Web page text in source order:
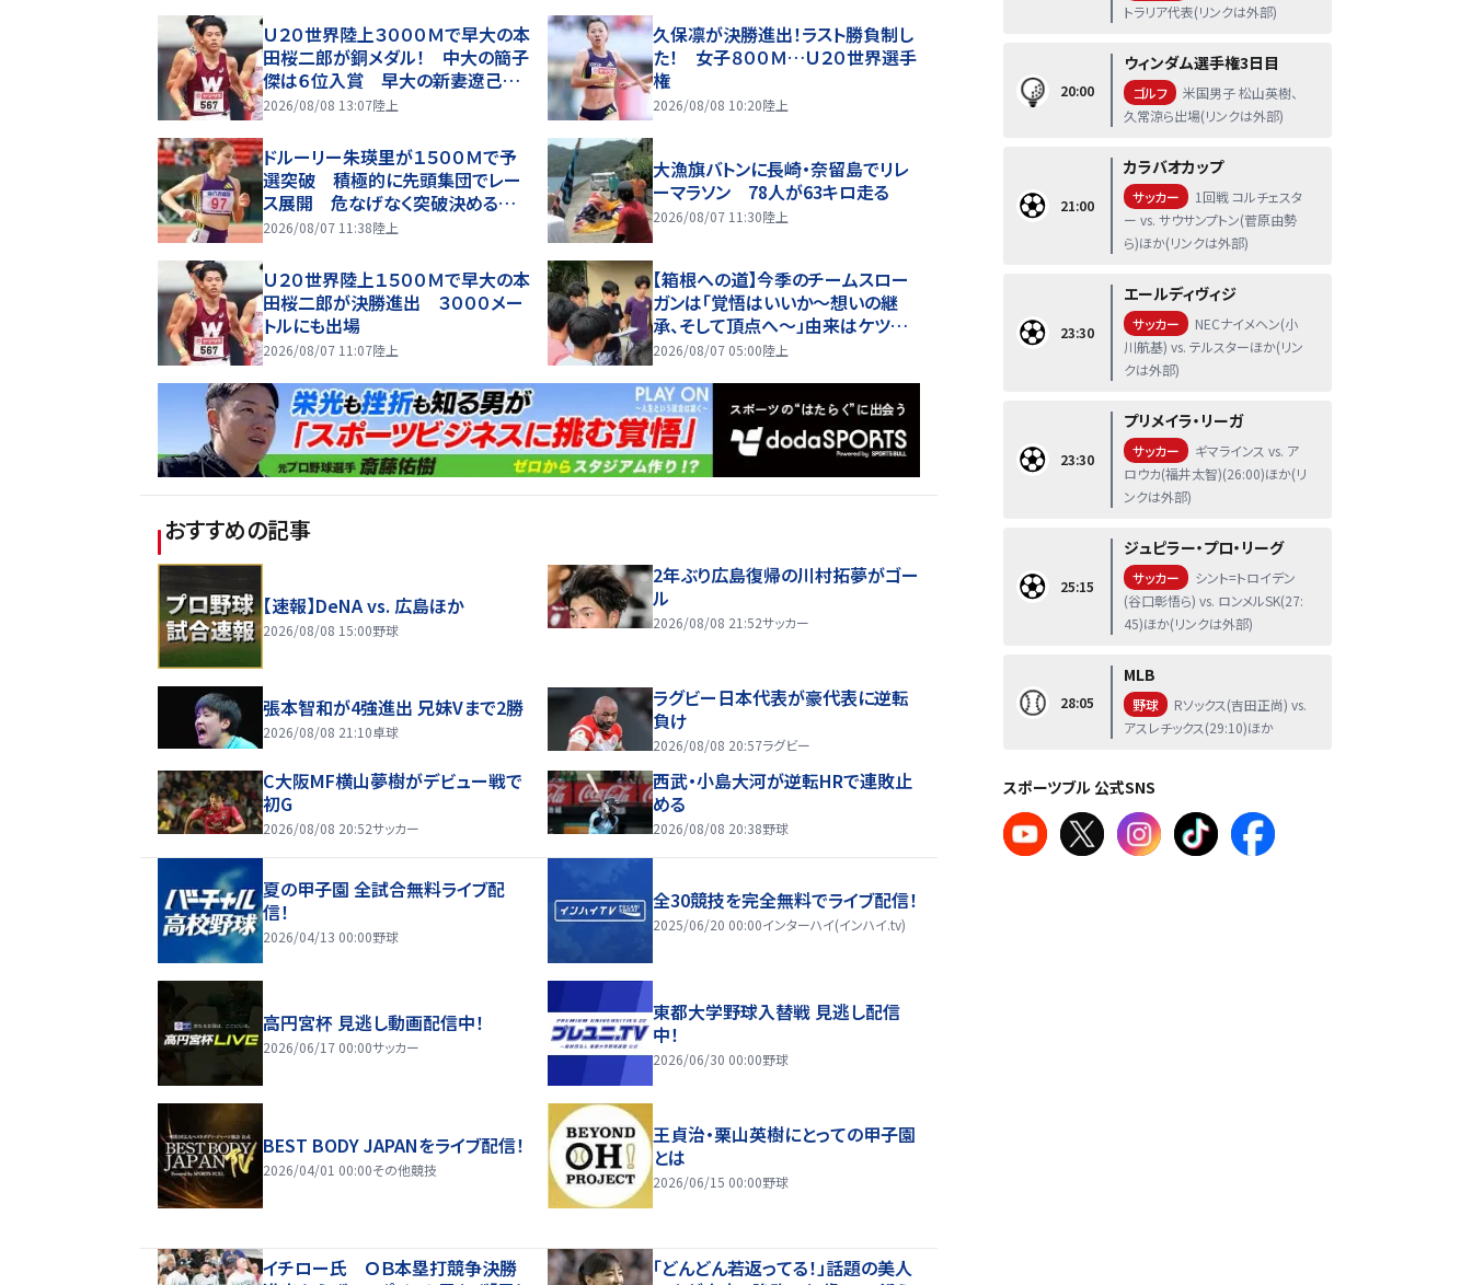
Ｕ２０世界陸上３０００Ｍで早大の本
田桜二郎が銅メダル！ 中大の簡子
傑は６位入賞 早大の新妻遼己は
１１位
2026/08/08 13:07陸上
久保凛が決勝進出！ラスト勝負制し
た！ 女子８００Ｍ…Ｕ２０世界選手
権
2026/08/08 10:20陸上
ドルーリー朱瑛里が１５００Ｍで予
選突破 積極的に先頭集団でレー
ス展開 危なげなく突破決める…
Ｕ２０世界選手権
2026/08/07 11:38陸上
大漁旗バトンに長崎・奈留島でリレ
ーマラソン 78人が63キロ走る
2026/08/07 11:30陸上
Ｕ２０世界陸上１５００Ｍで早大の本
田桜二郎が決勝進出 ３０００メー
トルにも出場
2026/08/07 11:07陸上
【箱根への道】今季のチームスロー
ガンは「覚悟はいいか～想いの継
承、そして頂点へ～」由来はケツメ
イシの名曲 野中主将と３人の副
集第１弾、国学院大
2026/08/07 05:00陸上
おすすめの記事
【速報】DeNA vs. 広島ほか
2026/08/08 15:00野球
2年ぶり広島復帰の川村拓夢がゴー
ル
2026/08/08 21:52サッカー
張本智和が4強進出 兄妹Vまで2勝
2026/08/08 21:10卓球
ラグビー日本代表が豪代表に逆転
負け
2026/08/08 20:57ラグビー
C大阪MF横山夢樹がデビュー戦で
初G
2026/08/08 20:52サッカー
西武・小島大河が逆転HRで連敗止
める
2026/08/08 20:38野球
夏の甲子園 全試合無料ライブ配
信！
2026/04/13 00:00野球
全30競技を完全無料でライブ配信！
2025/06/20 00:00インターハイ(インハイ.tv)
高円宮杯 見逃し動画配信中！
2026/06/17 00:00サッカー
東都大学野球入替戦 見逃し配信
中！
2026/06/30 00:00野球
BEST BODY JAPANをライブ配信！
2026/04/01 00:00その他競技
王貞治・栗山英樹にとっての甲子園
とは
2026/06/15 00:00野球
イチロー氏 ＯＢ本塁打競争決勝
「どんどん若返ってる！」話題の美人
トラリア代表(リンクは外部)
20:00
ウィンダム選手権3日目
ゴルフ
米国男子 松山英樹、
久常涼ら出場(リンクは外部)
21:00
カラバオカップ
サッカー
1回戦 コルチェスタ
ー vs. サウサンプトン(菅原由勢
ら)ほか(リンクは外部)
23:30
エールディヴィジ
サッカー
NECナイメヘン(小
川航基) vs. テルスターほか(リン
クは外部)
23:30
プリメイラ・リーガ
サッカー
ギマラインス vs. ア
ロウカ(福井太智)(26:00)ほか(リ
ンクは外部)
25:15
ジュピラー・プロ・リーグ
サッカー
シント=トロイデン
(谷口彰悟ら) vs. ロンメルSK(27:
45)ほか(リンクは外部)
28:05
MLB
野球
Rソックス(吉田正尚) vs.
アスレチックス(29:10)ほか
スポーツブル 公式SNS